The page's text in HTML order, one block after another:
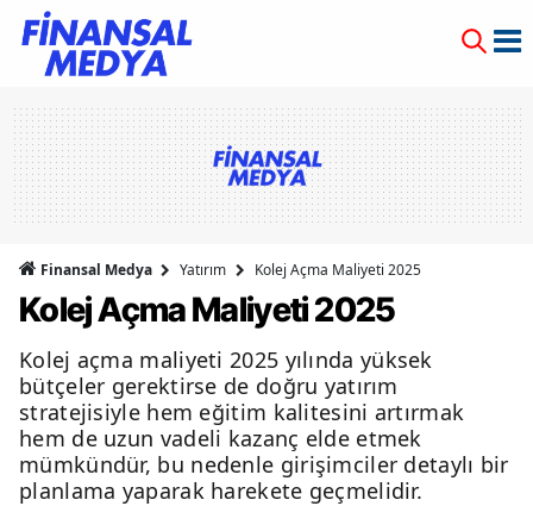
Finansal Medya Yatırım Kolej Açma Maliyeti 2025
Kolej Açma Maliyeti 2025
Kolej açma maliyeti 2025 yılında yüksek
bütçeler gerektirse de doğru yatırım
stratejisiyle hem eğitim kalitesini artırmak
hem de uzun vadeli kazanç elde etmek
mümkündür, bu nedenle girişimciler detaylı bir
planlama yaparak harekete geçmelidir.